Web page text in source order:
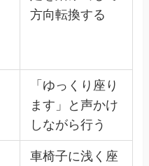
方向転換する
「ゆっくり座り
ます」と声かけ
しながら行う
車椅子に浅く座